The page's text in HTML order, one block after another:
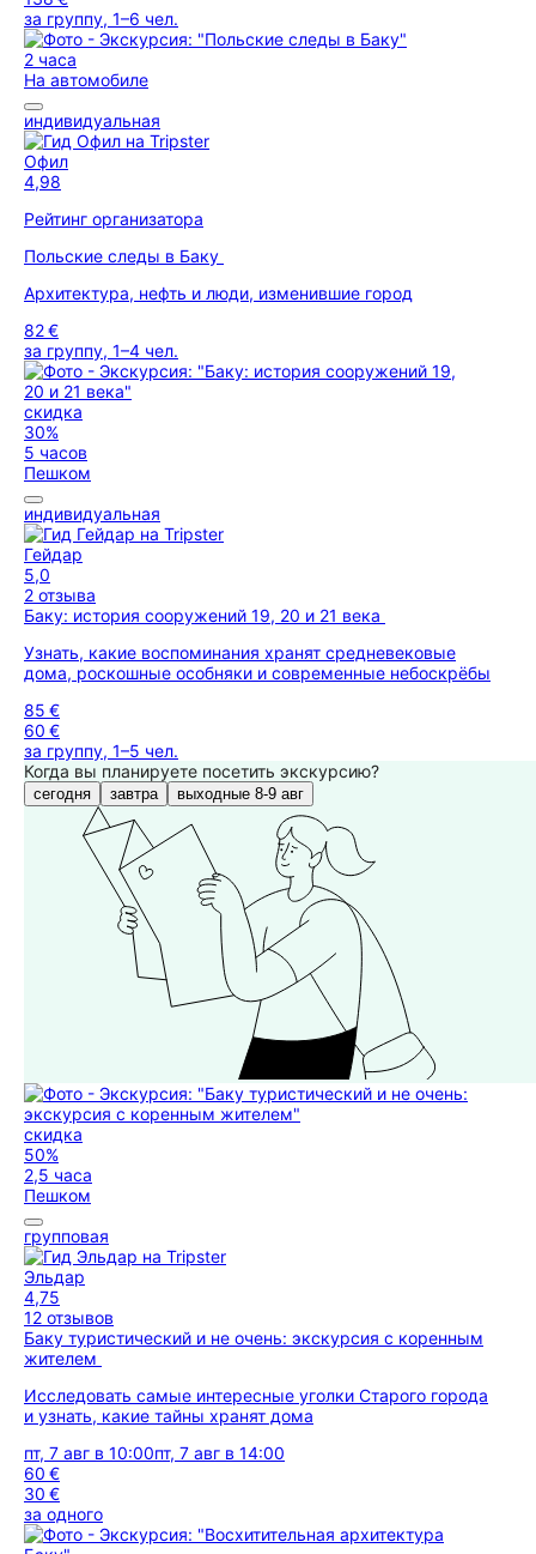
за группу, 1–6 чел.
2 часа
На автомобиле
индивидуальная
Офил
4,98
Рейтинг организатора
Польские следы в Баку
Архитектура, нефть и люди, изменившие город
82 €
за группу, 1–4 чел.
скидка
30%
5 часов
Пешком
индивидуальная
Гейдар
5,0
2 отзыва
Баку: история сооружений 19, 20 и 21 века
Узнать, какие воспоминания хранят средневековые
дома, роскошные особняки и современные небоскрёбы
85 €
60 €
за группу, 1–5 чел.
Когда вы планируете посетить экскурсию?
сегодня завтра выходные 8-9 авг
скидка
50%
2,5 часа
Пешком
групповая
Эльдар
4,75
12 отзывов
Баку туристический и не очень: экскурсия с коренным
жителем
Исследовать самые интересные уголки Старого города
и узнать, какие тайны хранят дома
пт, 7 авг в 10:00пт, 7 авг в 14:00
60 €
30 €
за одного